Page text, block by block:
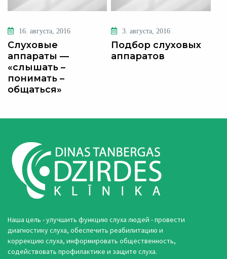
16. августа, 2016
Слуховые
аппараты —
«слышать –
понимать –
общаться»
3. августа, 2016
Подбор слуховых
аппаратов
Наша цель - улучшить функцию слуха людей - провести
диагностику слуха, обеспечить реабилитацию и
коррекцию слуха, информировать общественность,
содействовать профилактике и защите слуха.